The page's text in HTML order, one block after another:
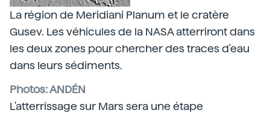
La région de Meridiani Planum et le cratère
Gusev. Les véhicules de la NASA atterriront dans
les deux zones pour chercher des traces d'eau
dans leurs sédiments.
Photos: ANDÉN
L'atterrissage sur Mars sera une étape